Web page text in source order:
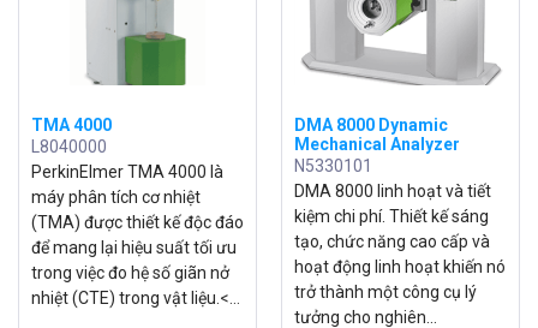
TMA 4000
L8040000
PerkinElmer TMA 4000 là
máy phân tích cơ nhiệt
(TMA) được thiết kế độc đáo
để mang lại hiệu suất tối ưu
trong việc đo hệ số giãn nở
nhiệt (CTE) trong vật liệu. <...
DMA 8000 Dynamic
Mechanical Analyzer
N5330101
DMA 8000 linh hoạt và tiết
kiệm chi phí. Thiết kế sáng
tạo, chức năng cao cấp và
hoạt động linh hoạt khiến nó
trở thành một công cụ lý
tưởng cho nghiên...